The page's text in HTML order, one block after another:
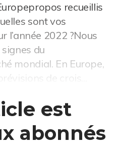
recueillis
sont vos
l’année 2022 ?Nous
du
mondial. En Europe,
de crois...
est
abonnés